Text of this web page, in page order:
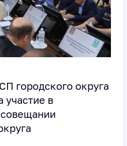
городского округа
участие в